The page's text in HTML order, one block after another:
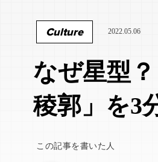
Culture 2022.05.06
なぜ星型
稜郭」を3
この記事を書いた人